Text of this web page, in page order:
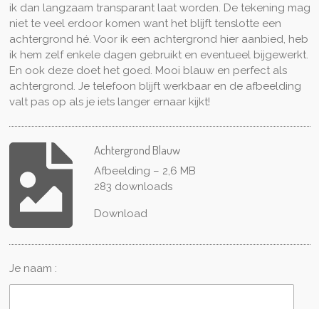
ik dan langzaam transparant laat worden. De tekening mag
niet te veel erdoor komen want het blijft tenslotte een
achtergrond hé. Voor ik een achtergrond hier aanbied, heb
ik hem zelf enkele dagen gebruikt en eventueel bijgewerkt.
En ook deze doet het goed. Mooi blauw en perfect als
achtergrond. Je telefoon blijft werkbaar en de afbeelding
valt pas op als je iets langer ernaar kijkt!
Achtergrond Blauw
Afbeelding – 2,6 MB
283 downloads
Download
Je naam :